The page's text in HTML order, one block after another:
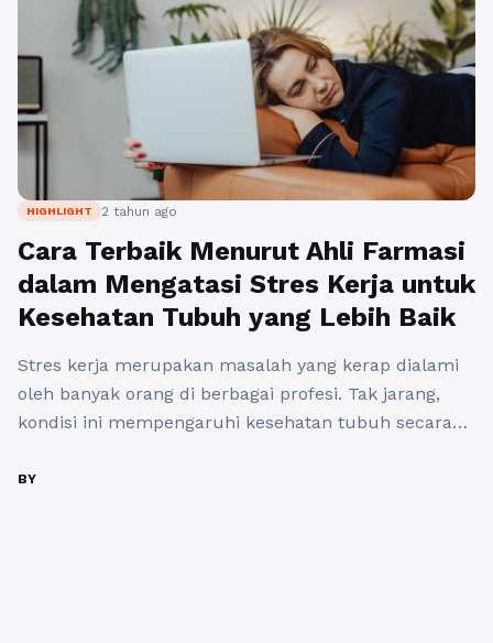
HIGHLIGHT 2 tahun ago
Cara Terbaik Menurut Ahli Farmasi
dalam Mengatasi Stres Kerja untuk
Kesehatan Tubuh yang Lebih Baik
Stres kerja merupakan masalah yang kerap dialami
oleh banyak orang di berbagai profesi. Tak jarang,
kondisi ini mempengaruhi kesehatan tubuh secara
tubuh hingga gangguan psikologis. Menurut para ahli
BY